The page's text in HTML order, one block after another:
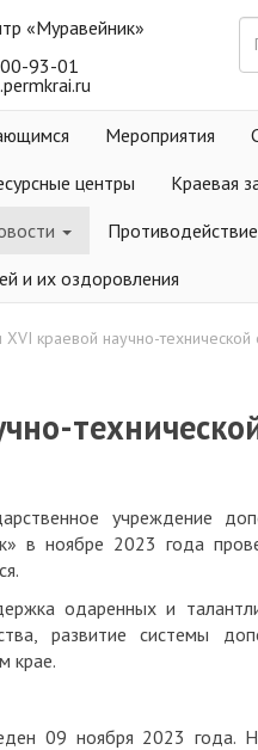
«Муравейник»
93-01
Мероприятия
центры Краевая
и их оздоровления
XVI краевой научно-
учреждение
в ноябре 2023 года
одаренных и
развитие системы
крае.
09 ноября 2023 года.